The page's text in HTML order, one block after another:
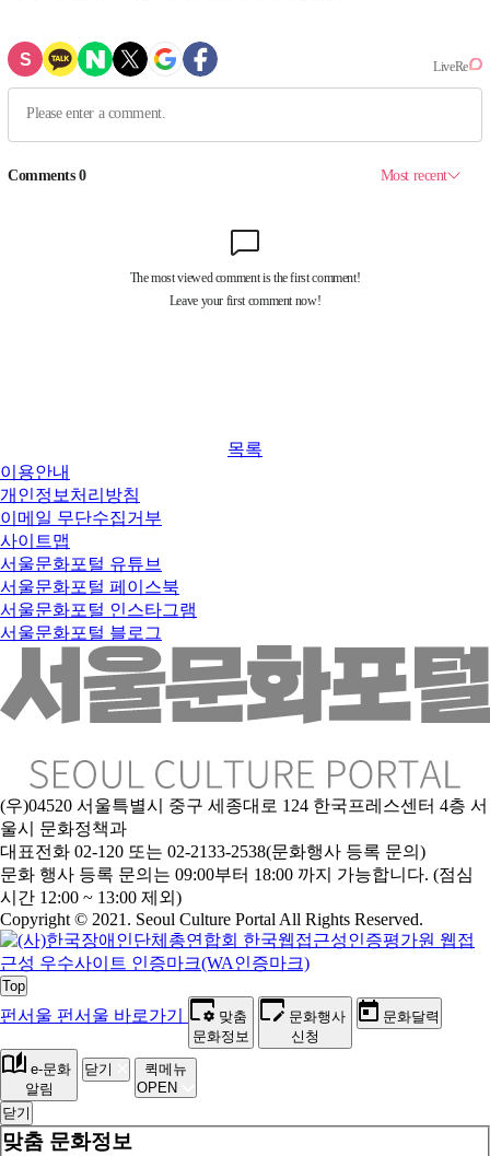
목록
이용안내
개인정보처리방침
이메일 무단수집거부
사이트맵
서울문화포털 유튜브
서울문화포털 페이스북
서울문화포털 인스타그램
서울문화포털 블로그
(우)04520 서울특별시 중구 세종대로 124 한국프레스센터 4층 서
울시 문화정책과
대표전화 02-120 또는 02-2133-2538(문화행사 등록 문의)
문화 행사 등록 문의는 09:00부터 18:00 까지 가능합니다. (점심
시간 12:00 ~ 13:00 제외)
Copyright © 2021. Seoul Culture Portal All Rights Reserved.
Top
펀서울 펀서울 바로가기
맞춤
문화정보
문화행사
신청
문화달력
e-문화
알림
닫기
퀵메뉴
OPEN
닫기
맞춤 문화정보